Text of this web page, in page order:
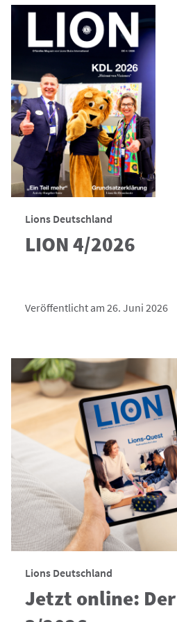
Lions Deutschland
LION 4/2026
Veröffentlicht am 26. Juni 2026
Lions Deutschland
Jetzt online: Der